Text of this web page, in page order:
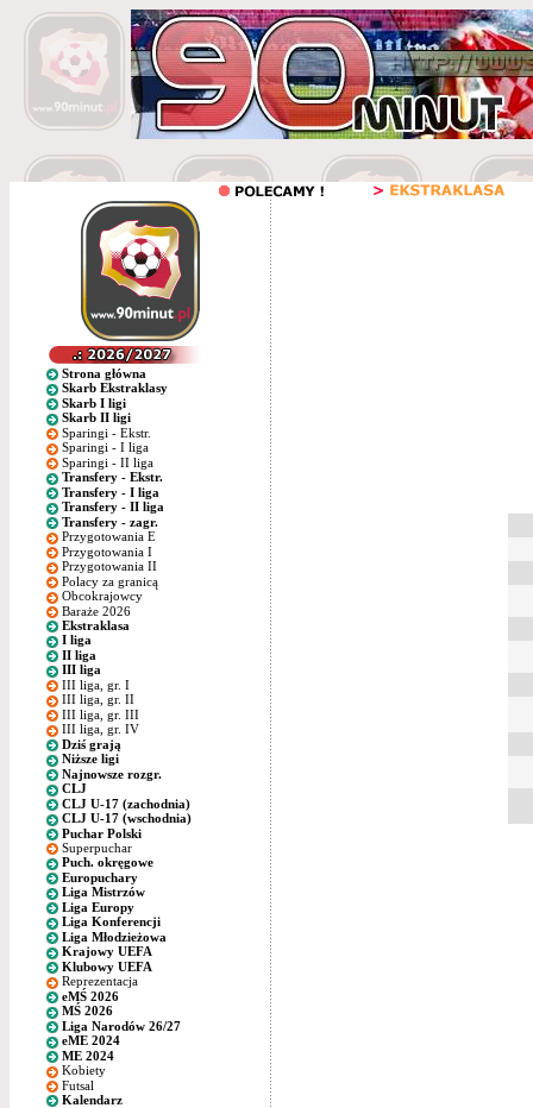
Strona główna
Skarb Ekstraklasy
Skarb I ligi
Skarb II ligi
Sparingi - Ekstr.
Sparingi - I liga
Sparingi - II liga
Transfery - Ekstr.
Transfery - I liga
Transfery - II liga
Transfery - zagr.
Przygotowania E
Przygotowania I
Przygotowania II
Polacy za granicą
Obcokrajowcy
Baraże 2026
Ekstraklasa
I liga
II liga
III liga
III liga, gr. I
III liga, gr. II
III liga, gr. III
III liga, gr. IV
Dziś grają
Niższe ligi
Najnowsze rozgr.
CLJ
CLJ U-17 (zachodnia)
CLJ U-17 (wschodnia)
Puchar Polski
Superpuchar
Puch. okręgowe
Europuchary
Liga Mistrzów
Liga Europy
Liga Konferencji
Liga Młodzieżowa
Krajowy UEFA
Klubowy UEFA
Reprezentacja
eMŚ 2026
MŚ 2026
Liga Narodów 26/27
eME 2024
ME 2024
Kobiety
Futsal
Kalendarz